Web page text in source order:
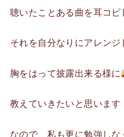
聴いたことある曲を耳コピ
それを自分なりにアレンジ
胸をはって披露出来る様に
教えていきたいと思います
なので、私も更に勉強しな